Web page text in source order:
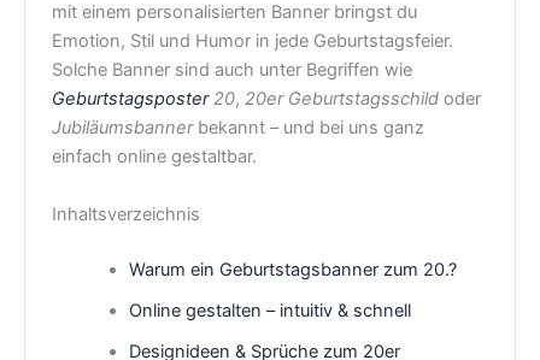
mit einem personalisierten Banner bringst du
Emotion, Stil und Humor in jede Geburtstagsfeier.
Solche Banner sind auch unter Begriffen wie
Geburtstagsposter20, 20er Geburtstagsschild oder
Jubiläumsbannerbekannt – und bei uns ganz
einfach online gestaltbar.
Inhaltsverzeichnis
Warum ein Geburtstagsbanner zum 20.?
Online gestalten – intuitiv & schnell
Designideen & Sprüche zum 20er